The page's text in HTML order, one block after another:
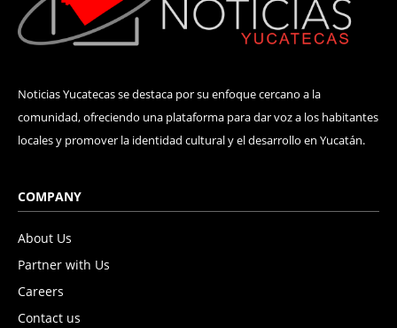
Noticias Yucatecas se destaca por su enfoque cercano a la
comunidad, ofreciendo una plataforma para dar voz a los habitantes
locales y promover la identidad cultural y el desarrollo en Yucatán.
COMPANY
About Us
Partner with Us
Careers
Contact us